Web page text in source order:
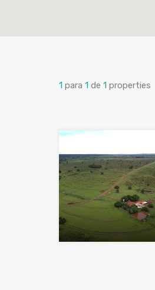
1 para 1 de 1 properties